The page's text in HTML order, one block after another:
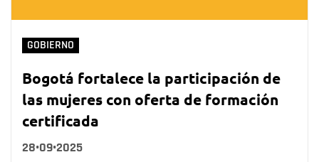
GOBIERNO
Bogotá fortalece la participación de
las mujeres con oferta de formación
certificada
28•09•2025